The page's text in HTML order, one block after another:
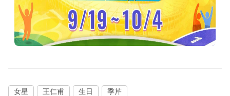
女星 王仁甫 生日 季芹